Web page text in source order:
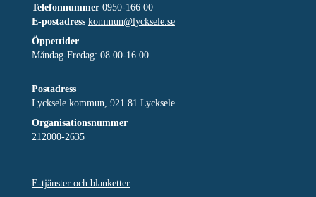
Telefonnummer 0950-166 00
E-postadress kommun@lycksele.se
Öppettider
Måndag-Fredag: 08.00-16.00
Postadress
Lycksele kommun, 921 81 Lycksele
Organisationsnummer
212000-2635
E-tjänster och blanketter